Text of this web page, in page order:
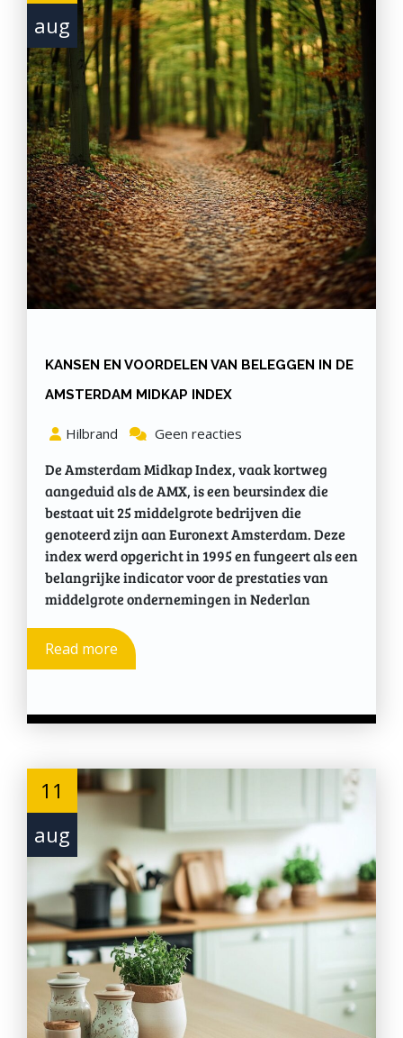
aug
KANSEN EN VOORDELEN VAN BELEGGEN IN DE
AMSTERDAM MIDKAP INDEX
Hilbrand Geen reacties
De Amsterdam Midkap Index, vaak kortweg
aangeduid als de AMX, is een beursindex die
bestaat uit 25 middelgrote bedrijven die
genoteerd zijn aan Euronext Amsterdam. Deze
index werd opgericht in 1995 en fungeert als een
belangrijke indicator voor de prestaties van
middelgrote ondernemingen in Nederlan
Read more
11
aug